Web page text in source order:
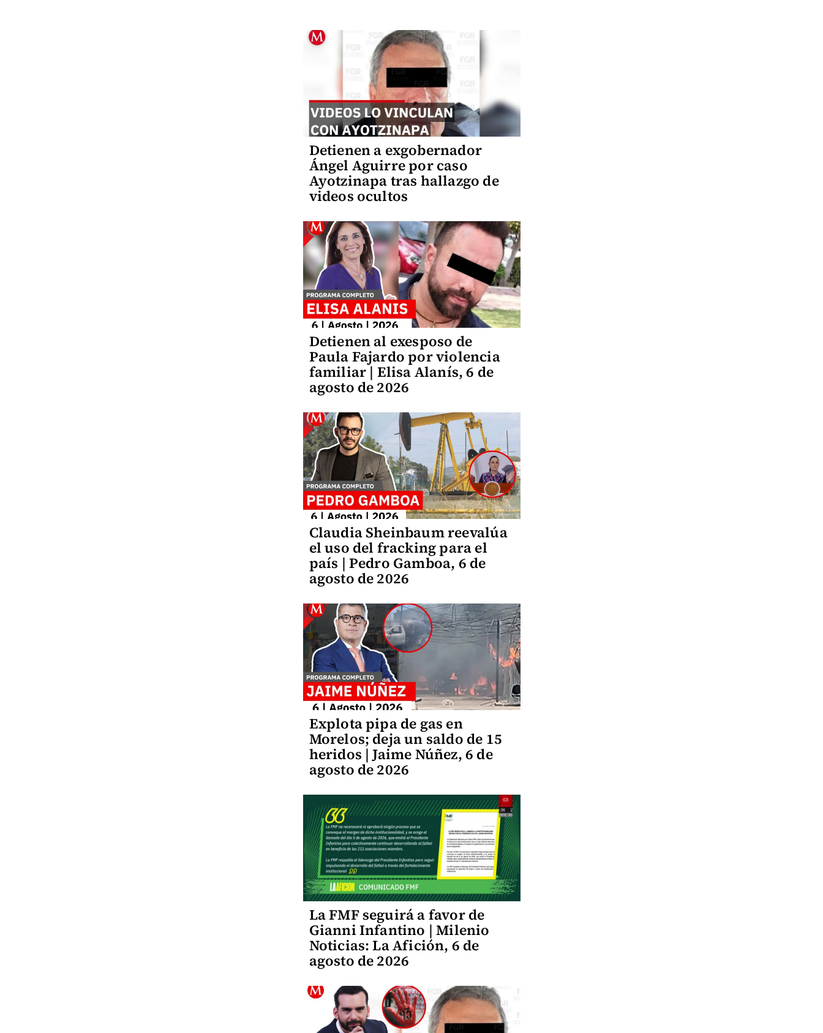
Detienen a exgobernador
Ángel Aguirre por caso
Ayotzinapa tras hallazgo de
videos ocultos
Detienen al exesposo de
Paula Fajardo por violencia
familiar | Elisa Alanís, 6 de
agosto de 2026
Claudia Sheinbaum reevalúa
el uso del fracking para el
país | Pedro Gamboa, 6 de
agosto de 2026
Explota pipa de gas en
Morelos; deja un saldo de 15
heridos | Jaime Núñez, 6 de
agosto de 2026
La FMF seguirá a favor de
Gianni Infantino | Milenio
Noticias: La Afición, 6 de
agosto de 2026